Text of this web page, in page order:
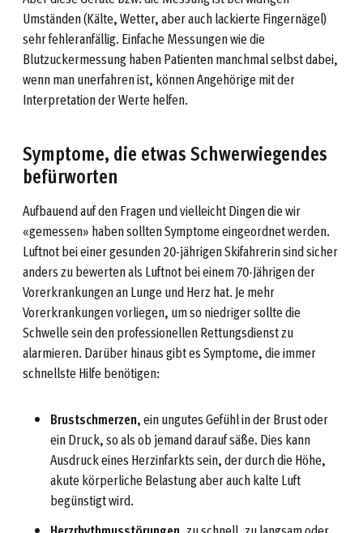
Umständen (Kälte, Wetter, aber auch lackierte Fingernägel)
sehr fehleranfällig. Einfache Messungen wie die
Blutzuckermessung haben Patienten manchmal selbst dabei,
wenn man unerfahren ist, können Angehörige mit der
Interpretation der Werte helfen.
Symptome, die etwas Schwerwiegendes
befürworten
Aufbauend auf den Fragen und vielleicht Dingen die wir
«gemessen» haben sollten Symptome eingeordnet werden.
Luftnot bei einer gesunden 20-jährigen Skifahrerin sind sicher
anders zu bewerten als Luftnot bei einem 70-Jährigen der
Vorerkrankungen an Lunge und Herz hat. Je mehr
Vorerkrankungen vorliegen, um so niedriger sollte die
Schwelle sein den professionellen Rettungsdienst zu
alarmieren. Darüber hinaus gibt es Symptome, die immer
schnellste Hilfe benötigen:
Brustschmerzen, ein ungutes Gefühl in der Brust oder
ein Druck, so als ob jemand darauf säße. Dies kann
Ausdruck eines Herzinfarkts sein, der durch die Höhe,
akute körperliche Belastung aber auch kalte Luft
begünstigt wird.